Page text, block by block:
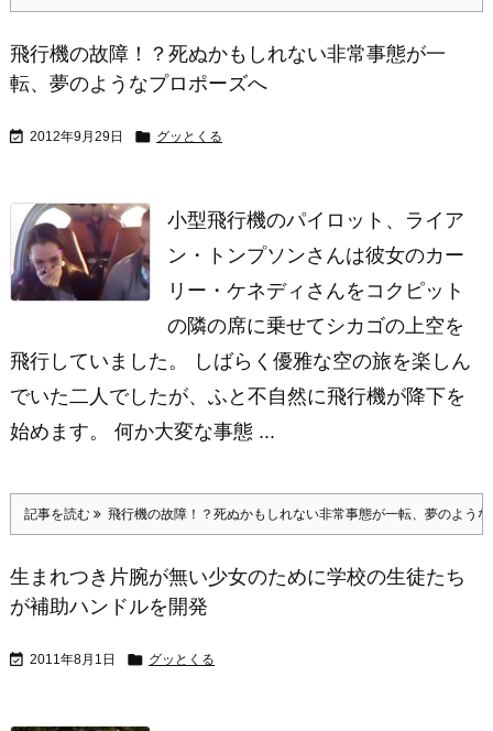
飛行機の故障！？死ぬかもしれない非常事態が一
転、夢のようなプロポーズへ
 2012年9月29日  グッとくる
小型飛行機のパイロット、ライア
ン・トンプソンさんは彼女のカー
リー・ケネディさんをコクピット
の隣の席に乗せてシカゴの上空を
飛行していました。 しばらく優雅な空の旅を楽しん
でいた二人でしたが、ふと不自然に飛行機が降下を
始めます。 何か大変な事態 ...
記事を読む 飛行機の故障！？死ぬかもしれない非常事態が一転、夢のよう
生まれつき片腕が無い少女のために学校の生徒たち
が補助ハンドルを開発
 2011年8月1日  グッとくる